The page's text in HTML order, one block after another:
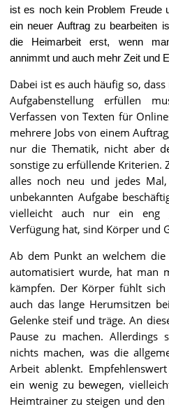
ist es noch kein Problem Freude
ein neuer Auftrag zu bearbeiten
die Heimarbeit erst, wenn
annimmt und auch mehr Zeit und
Dabei ist es auch häufig so,
Aufgabenstellung erfüllen
Verfassen von Texten für
mehrere Jobs von einem
nur die Thematik, nicht aber
sonstige zu erfüllende Kriterien.
alles noch neu und jedes
unbekannten Aufgabe
vielleicht auch nur ein eng
Verfügung hat, sind Körper und
Ab dem Punkt an welchem die
automatisiert wurde, hat man
kämpfen. Der Körper fühlt
auch das lange Herumsitzen
Gelenke steif und träge. An
Pause zu machen. Allerdings
nichts machen, was die
Arbeit ablenkt.
ein wenig zu bewegen,
Heimtrainer zu steigen und